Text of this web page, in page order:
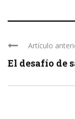
Artículo
El desafío de